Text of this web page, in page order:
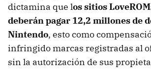
dictamina que los sitios
deberán pagar 12,2 millones de
Nintendo, esto como
infringido marcas registradas al
sin la autorización de sus